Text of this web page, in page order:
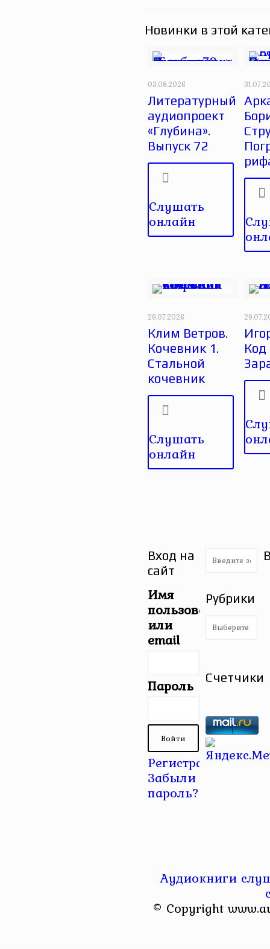
Новинки в этой
03.08.2026
Литературный
аудиопроект
«Глубина».
Выпуск 72
Слушать
онлайн
29.07.2026
Клим Ветров.
Кочевник 1.
Стальной
кочевник
Слушать
онлайн
Код
Вход на
сайт
Имя
пользователя
или
email
Пароль
Регистрация |
Забыли
пароль?
Рубрики
Рубрики
Счетчики
Аудиокниги
© Copyright